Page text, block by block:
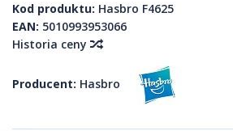
Kod produktu: Hasbro F4625
EAN: 5010993953066
Historia ceny
Producent: Hasbro